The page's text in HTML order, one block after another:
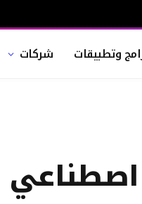
وتطبيقات شركات